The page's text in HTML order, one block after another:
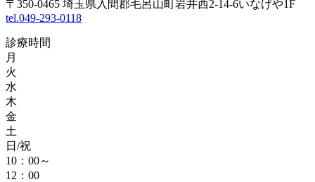
〒350-0465 埼玉県入間郡毛呂山町岩井西2-14-6いなげや1F
tel.049-293-0118
診療時間
月
火
水
木
金
土
日/祝
10：00～
12：00